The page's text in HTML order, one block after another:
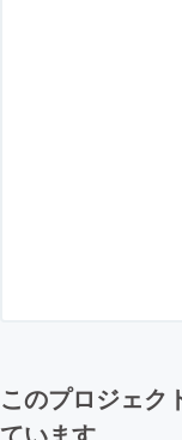
このプロジェク